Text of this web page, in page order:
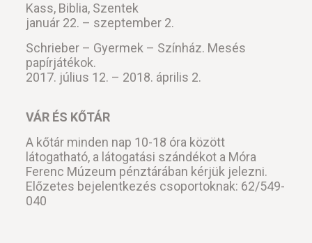
Kass, Biblia, Szentek
január 22. – szeptember 2.
Schrieber – Gyermek – Színház. Mesés
papírjátékok.
2017. július 12. – 2018. április 2.
VÁR ÉS KŐTÁR
A kőtár minden nap 10-18 óra között
látogatható, a látogatási szándékot a Móra
Ferenc Múzeum pénztárában kérjük jelezni.
Előzetes bejelentkezés csoportoknak: 62/549-
040